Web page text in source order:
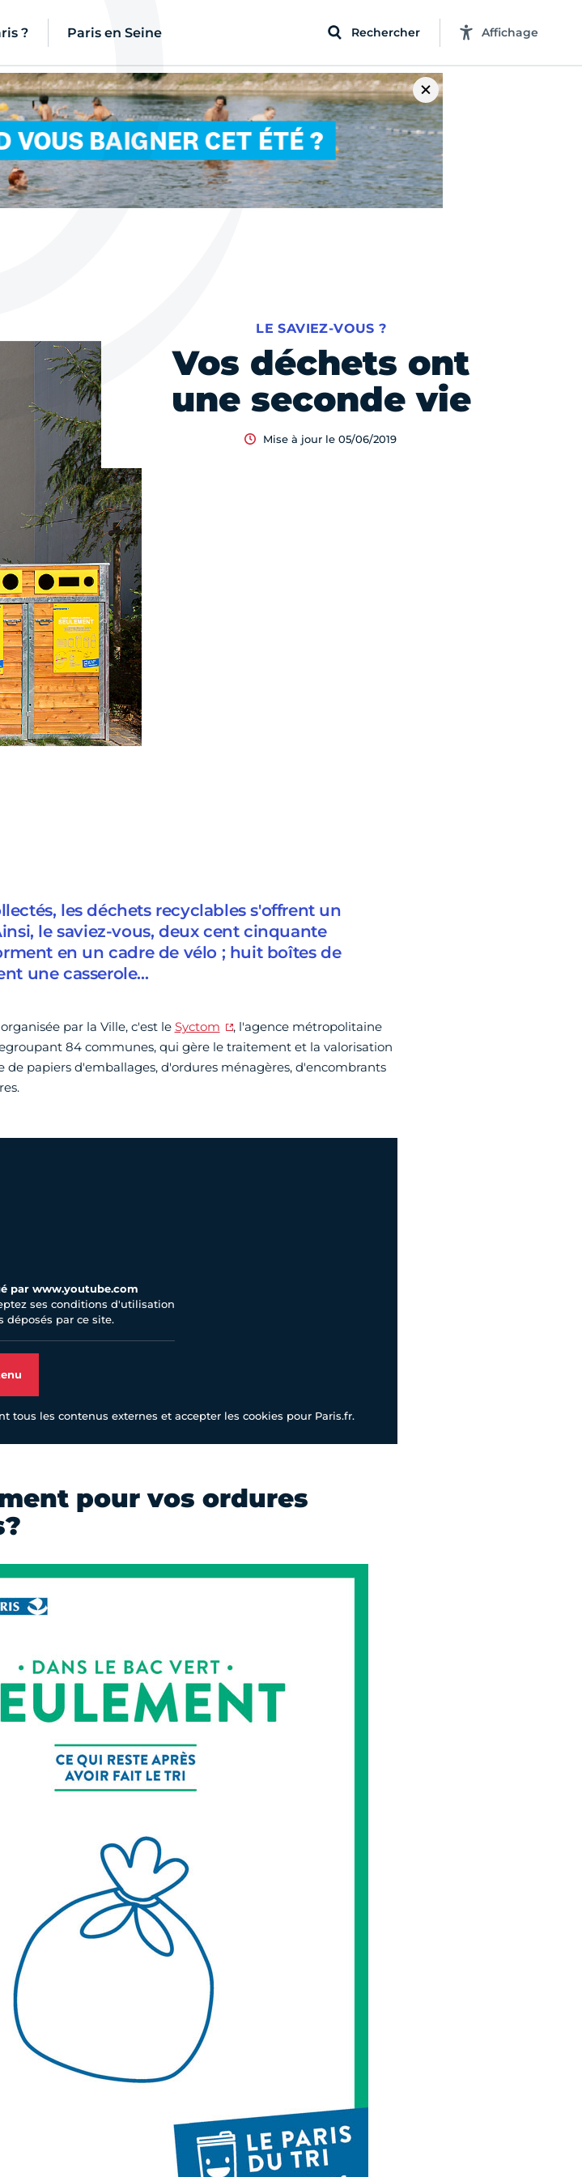
? Paris en Seine Rechercher Affichage
Vos déchets ont
une seconde vie
LE SAVIEZ-VOUS ?
Mise à jour le 05/06/2019
les déchets recyclables s'offrent un
le saviez-vous, deux cent cinquante
en un cadre de vélo ; huit boîtes de
une casserole…
par la Ville, c'est le Syctom
, l'agence métropolitaine
84 communes, qui gère le traitement et la valorisation
de papiers d'emballages, d'ordures ménagères, d'encombrants
par www.youtube.com
ses conditions d'utilisation
déposés par ce site.
tous les contenus externes et accepter les cookies pour Paris.fr.
pour vos ordures